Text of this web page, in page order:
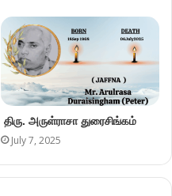
திரு. அருள்ராசா துரைசிங்கம்
July 7, 2025